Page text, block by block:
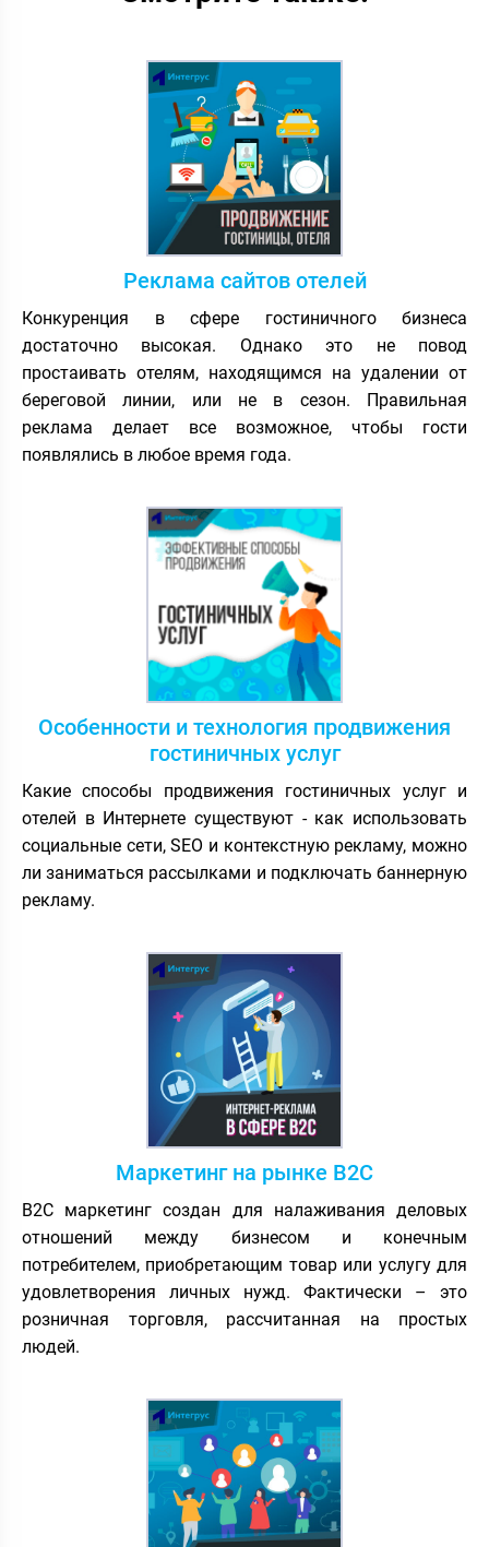
Реклама сайтов отелей
Конкуренция в сфере гостиничного бизнеса
достаточно высокая. Однако это не повод
простаивать отелям, находящимся на удалении от
береговой линии, или не в сезон. Правильная
реклама делает все возможное, чтобы гости
появлялись в любое время года.
Особенности и технология продвижения
гостиничных услуг
Какие способы продвижения гостиничных услуг и
отелей в Интернете существуют - как использовать
социальные сети, SEO и контекстную рекламу, можно
ли заниматься рассылками и подключать баннерную
рекламу.
Маркетинг на рынке B2C
B2C маркетинг создан для налаживания деловых
отношений между бизнесом и конечным
потребителем, приобретающим товар или услугу для
удовлетворения личных нужд. Фактически – это
розничная торговля, рассчитанная на простых
людей.